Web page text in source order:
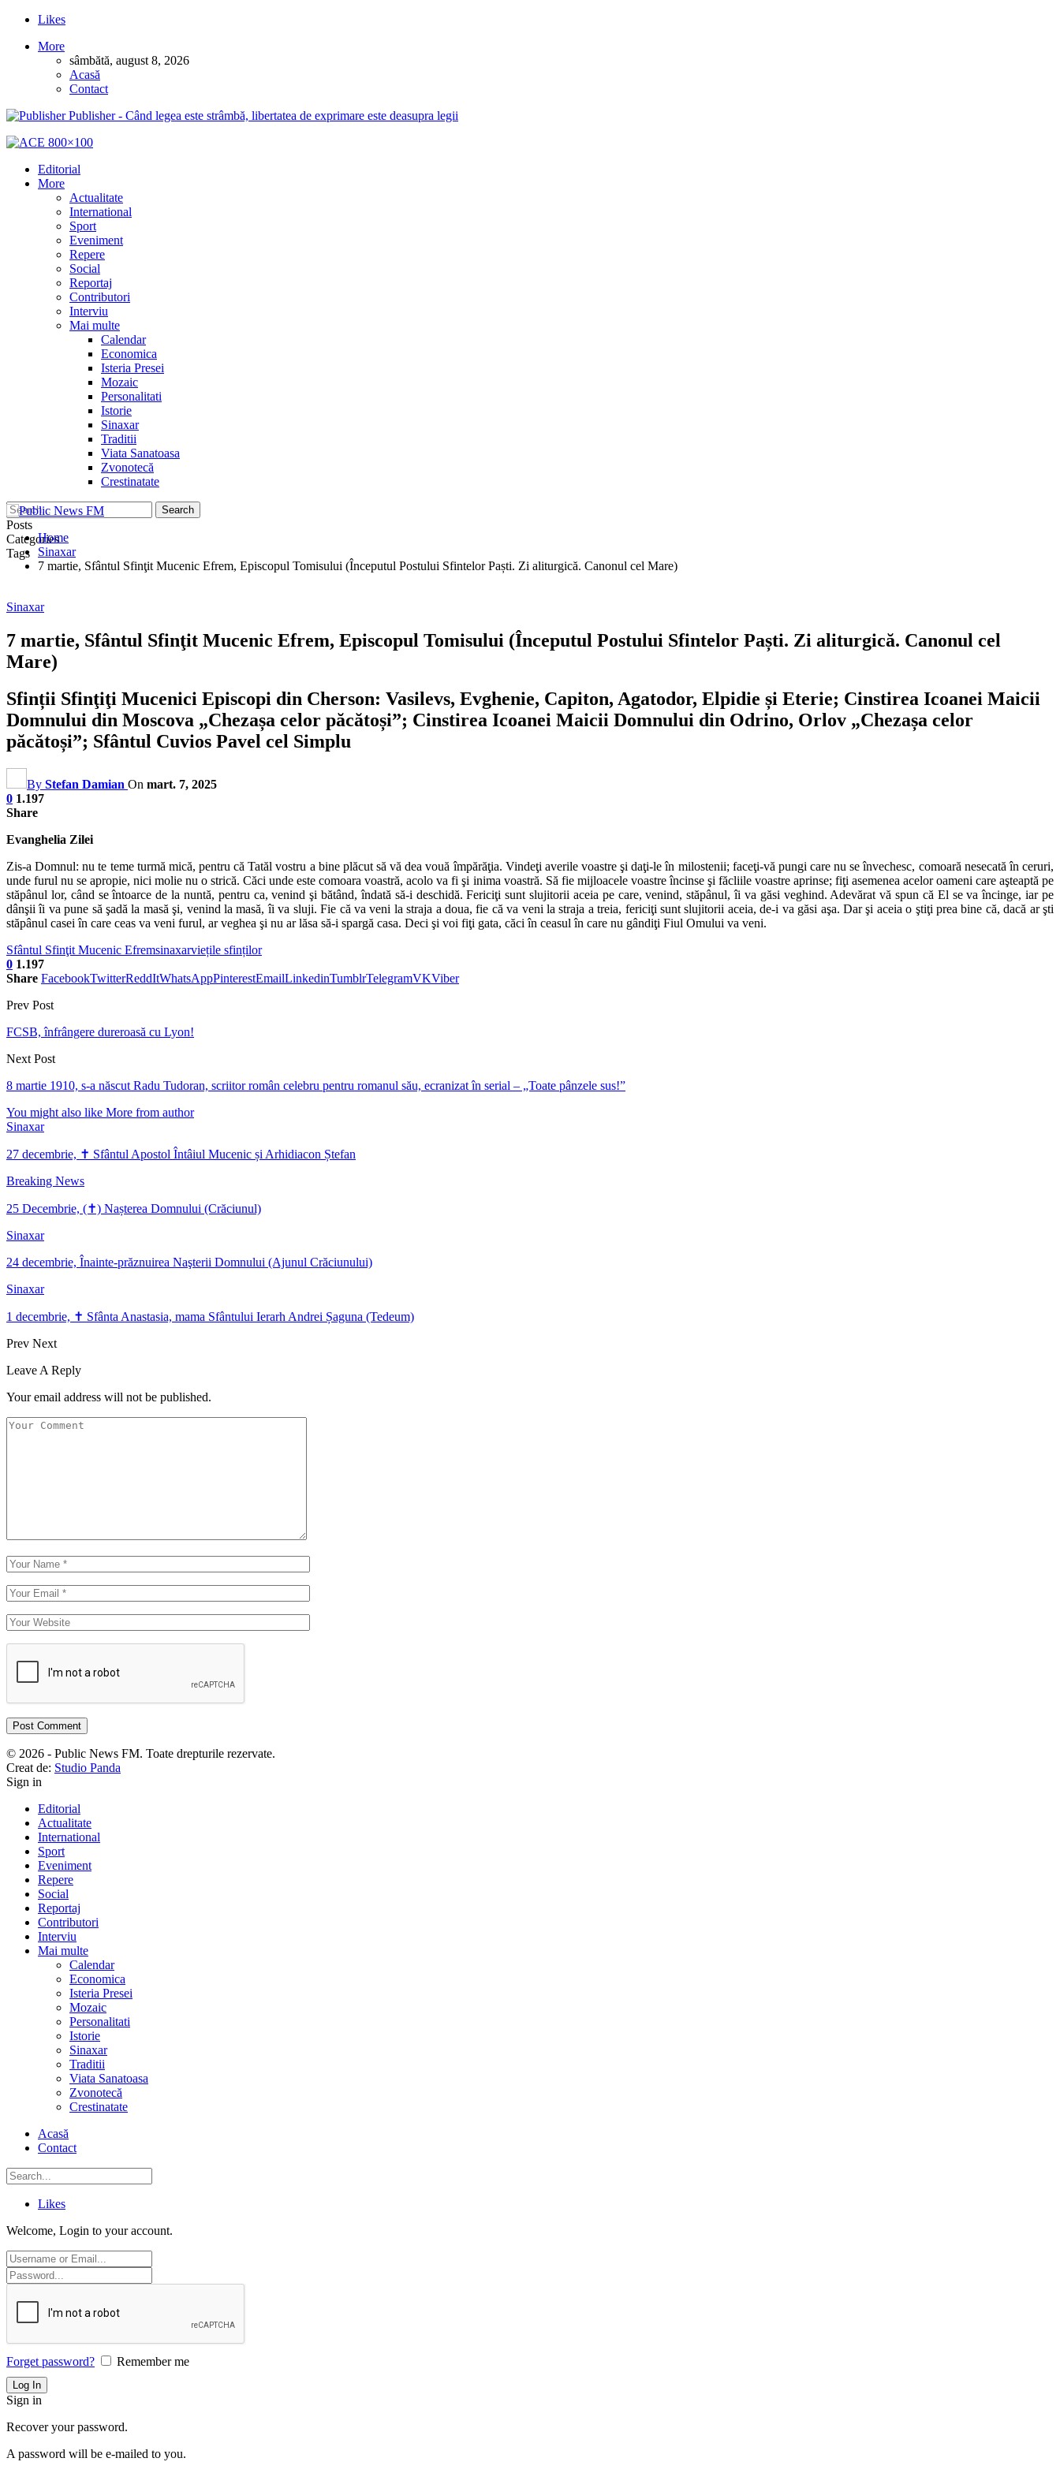
Likes
More
sâmbătă, august 8, 2026
Acasă
Contact
Publisher - Când legea este strâmbă, libertatea de exprimare este deasupra legii
Editorial
More
Actualitate
International
Sport
Eveniment
Repere
Social
Reportaj
Contributori
Interviu
Mai multe
Calendar
Economica
Isteria Presei
Mozaic
Personalitati
Istorie
Sinaxar
Traditii
Viata Sanatoasa
Zvonotecă
Crestinatate
Posts
Categories
Tags
Home
Sinaxar
7 martie, Sfântul Sfinţit Mucenic Efrem, Episcopul Tomisului (Începutul Postului Sfintelor Paști. Zi aliturgică. Canonul cel Mare)
Sinaxar
7 martie, Sfântul Sfinţit Mucenic Efrem, Episcopul Tomisului (Începutul Postului Sfintelor Paști. Zi aliturgică. Canonul cel
Mare)
Sfinții Sfinţiţi Mucenici Episcopi din Cherson: Vasilevs, Evghenie, Capiton, Agatodor, Elpidie și Eterie; Cinstirea Icoanei Maicii
Domnului din Moscova „Chezașa celor păcătoși”; Cinstirea Icoanei Maicii Domnului din Odrino, Orlov „Chezașa celor
păcătoși”; Sfântul Cuvios Pavel cel Simplu
By Stefan Damian On mart. 7, 2025
0 1.197
Share
Evanghelia Zilei
Zis-a Domnul: nu te teme turmă mică, pentru că Tatăl vostru a bine plăcut să vă dea vouă împărăţia. Vindeţi averile voastre şi daţi-le în milostenii; faceţi-vă pungi care nu se învechesc, comoară nesecată în ceruri,
unde furul nu se apropie, nici molie nu o strică. Căci unde este comoara voastră, acolo va fi şi inima voastră. Să fie mijloacele voastre încinse şi făcliile voastre aprinse; fiţi asemenea acelor oameni care aşteaptă pe
stăpânul lor, când se întoarce de la nuntă, pentru ca, venind şi bătând, îndată să-i deschidă. Fericiţi sunt slujitorii aceia pe care, venind, stăpânul, îi va găsi veghind. Adevărat vă spun că El se va încinge, iar pe
dânşii îi va pune să şadă la masă şi, venind la masă, îi va sluji. Fie că va veni la straja a doua, fie că va veni la straja a treia, fericiţi sunt slujitorii aceia, de-i va găsi aşa. Dar şi aceia o ştiţi prea bine că, dacă ar şti
stăpânul casei în care ceas va veni furul, ar veghea şi nu ar lăsa să-i spargă casa. Deci şi voi fiţi gata, căci în ceasul în care nu gândiţi Fiul Omului va veni.
Sfântul Sfinţit Mucenic Efremsinaxarviețile sfinților
0 1.197
Share FacebookTwitterReddItWhatsAppPinterestEmailLinkedinTumblrTelegramVKViber
Prev Post
FCSB, înfrângere dureroasă cu Lyon!
Next Post
8 martie 1910, s-a născut Radu Tudoran, scriitor român celebru pentru romanul său, ecranizat în serial – „Toate pânzele sus!”
You might also like More from author
Sinaxar
27 decembrie, ✝ Sfântul Apostol Întâiul Mucenic și Arhidiacon Ștefan
Breaking News
25 Decembrie, (✝) Nașterea Domnului (Crăciunul)
Sinaxar
24 decembrie, Înainte-prăznuirea Naşterii Domnului (Ajunul Crăciunului)
Sinaxar
1 decembrie, ✝ Sfânta Anastasia, mama Sfântului Ierarh Andrei Șaguna (Tedeum)
Prev Next
Leave A Reply
Your email address will not be published.
© 2026 - Public News FM. Toate drepturile rezervate.
Creat de: Studio Panda
Sign in
Editorial
Actualitate
International
Sport
Eveniment
Repere
Social
Reportaj
Contributori
Interviu
Mai multe
Calendar
Economica
Isteria Presei
Mozaic
Personalitati
Istorie
Sinaxar
Traditii
Viata Sanatoasa
Zvonotecă
Crestinatate
Acasă
Contact
Likes
Welcome, Login to your account.
Forget password? Remember me
Sign in
Recover your password.
A password will be e-mailed to you.